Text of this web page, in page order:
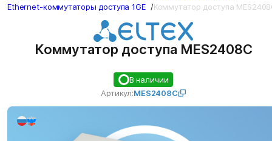
Ethernet-коммутаторы доступа 1GE /Коммутатор доступа
Коммутатор доступа MES2408C
В наличии
Артикул:MES2408C